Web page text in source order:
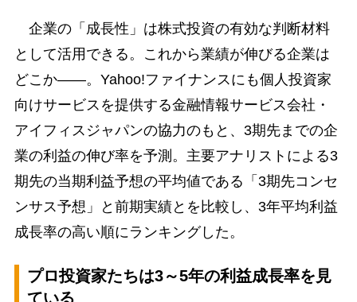
企業の「成長性」は株式投資の有効な判断材料
として活用できる。これから業績が伸びる企業は
どこか――。Yahoo!ファイナンスにも個人投資家
向けサービスを提供する金融情報サービス会社・
アイフィスジャパンの協力のもと、3期先までの企
業の利益の伸び率を予測。主要アナリストによる3
期先の当期利益予想の平均値である「3期先コンセ
ンサス予想」と前期実績とを比較し、3年平均利益
成長率の高い順にランキングした。
プロ投資家たちは3～5年の利益成長率を見
ている